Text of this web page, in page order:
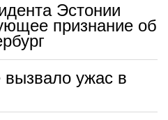
Эстонии
признание об
ужас в